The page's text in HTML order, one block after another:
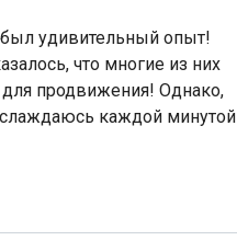
удивительный опыт!
что многие из них
для продвижения! Однако,
каждой минутой